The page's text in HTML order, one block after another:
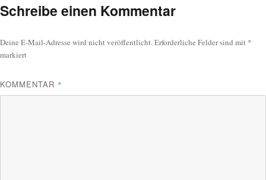
Schreibe einen Kommentar
Deine E-Mail-Adresse wird nicht veröffentlicht.Erforderliche Felder sind mit *
markiert
KOMMENTAR *